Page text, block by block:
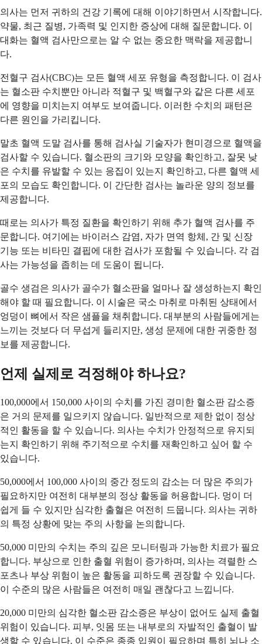
의사는 먼저 귀하의 건강 기록에 대해 이야기하면서 시작합니다.
약물, 최근 질병, 가족력 및 인지한 증상에 대해 질문합니다. 이
대화는 혈액 검사만으로는 알 수 없는 중요한 맥락을 제공합니
다.
전혈구 검사(CBC)는 모든 혈액 세포 유형을 측정합니다. 이 검사
는 혈소판 수치뿐만 아니라 적혈구 및 백혈구와 같은 다른 세포
에 영향을 미치는지 여부도 보여줍니다. 이러한 수치의 패턴은
다른 원인을 가리킵니다.
말초 혈액 도말 검사를 통해 검사실 기술자가 현미경으로 혈액을
검사할 수 있습니다. 혈소판의 크기와 모양을 확인하고, 잘못 낮
은 수치를 유발할 수 있는 응집이 있는지 확인하고, 다른 혈액 세
포의 모습도 확인합니다. 이 간단한 검사는 놀라운 양의 정보를
제공합니다.
때로는 의사가 특정 질환을 확인하기 위해 추가 혈액 검사를 주
문합니다. 여기에는 바이러스 감염, 자가 면역 항체, 간 및 신장
기능 또는 비타민 결핍에 대한 검사가 포함될 수 있습니다. 각 검
사는 가능성을 좁히는 데 도움이 됩니다.
골수 생검은 의사가 골수가 혈소판을 얼마나 잘 생성하는지 확인
해야 할 때 필요합니다. 이 시술은 국소 마취로 마취된 상태에서
엉덩이 뼈에서 작은 샘플을 채취합니다. 대부분의 사람들에게는
느끼는 것보다 더 무섭게 들리지만, 생성 문제에 대한 귀중한 정
보를 제공합니다.
언제 실제로 걱정해야 하나요?
100,000에서 150,000 사이의 수치를 가진 경미한 혈소판 감소증
은 거의 문제를 일으키지 않습니다. 일반적으로 제한 없이 정상
적인 활동을 할 수 있습니다. 의사는 수치가 안정적으로 유지되
는지 확인하기 위해 주기적으로 수치를 재확인하고 싶어 할 수
있습니다.
50,000에서 100,000 사이의 중간 정도의 감소는 더 많은 주의가
필요하지만 여전히 대부분의 정상 활동을 허용합니다. 멍이 더
쉽게 들 수 있지만 심각한 출혈은 여전히 ​​드뭅니다. 의사는 귀하
의 특정 상황에 맞는 주의 사항을 논의합니다.
50,000 미만의 수치는 주의 깊은 모니터링과 가능한 치료가 필요
합니다. 부상으로 인한 출혈 위험이 증가하며, 의사는 격렬한 스
포츠나 부상 위험이 높은 활동을 피하도록 권장할 수 있습니다.
이 수준의 많은 사람들은 여전히 ​​매일 괜찮다고 느낍니다.
20,000 미만의 심각한 혈소판 감소증은 부상이 없어도 실제 출혈
위험이 있습니다. 피부, 잇몸 또는 내부로의 자발적인 출혈이 발
생할 수 있습니다. 이 수준은 종종 입원이 필요하며 특히 뇌나 소